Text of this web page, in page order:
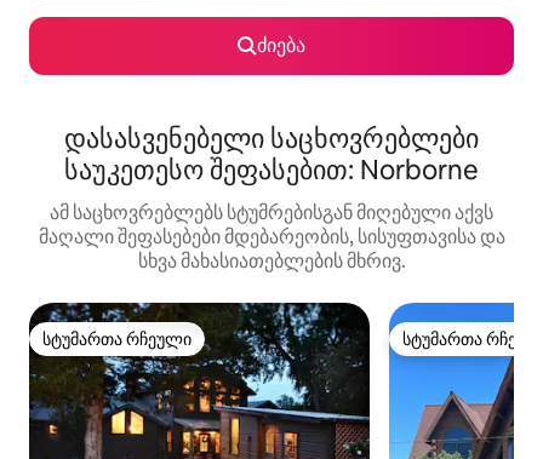
ძიება
დასასვენებელი საცხოვრებლები
საუკეთესო შეფასებით: Norborne
ამ საცხოვრებლებს სტუმრებისგან მიღებული აქვს
მაღალი შეფასებები მდებარეობის, სისუფთავისა და
სხვა მახასიათებლების მხრივ.
სტუმართა რჩეული
სტუმართა რჩეული სტუმართა
სტუმართა